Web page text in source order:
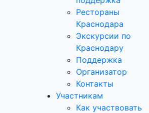
Рестораны
Краснодара
Экскурсии по
Краснодару
Поддержка
Организатор
Контакты
Участникам
Как участвовать